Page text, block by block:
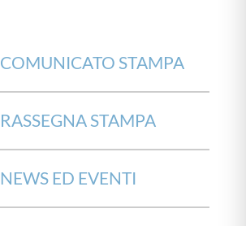
COMUNICATO STAMPA
RASSEGNA STAMPA
NEWS ED EVENTI